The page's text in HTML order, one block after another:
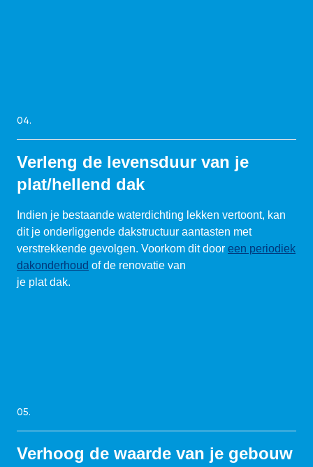
04.
Verleng de levensduur van je
plat/hellend dak
Indien je bestaande waterdichting lekken vertoont, kan
dit je onderliggende dakstructuur aantasten met
verstrekkende gevolgen. Voorkom dit door een periodiek
dakonderhoud of de renovatie van
je plat dak.
05.
Verhoog de waarde van je gebouw